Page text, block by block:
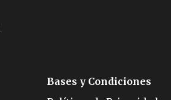
Bases y Condiciones